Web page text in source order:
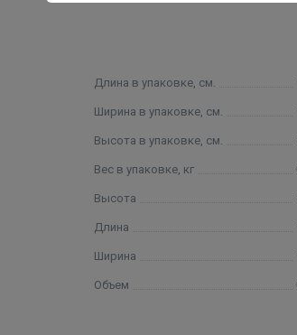
Длина в упаковке, см.
Ширина в упаковке, см.
Высота в упаковке, см.
Вес в упаковке, кг
Высота
Длина
Ширина
Объем